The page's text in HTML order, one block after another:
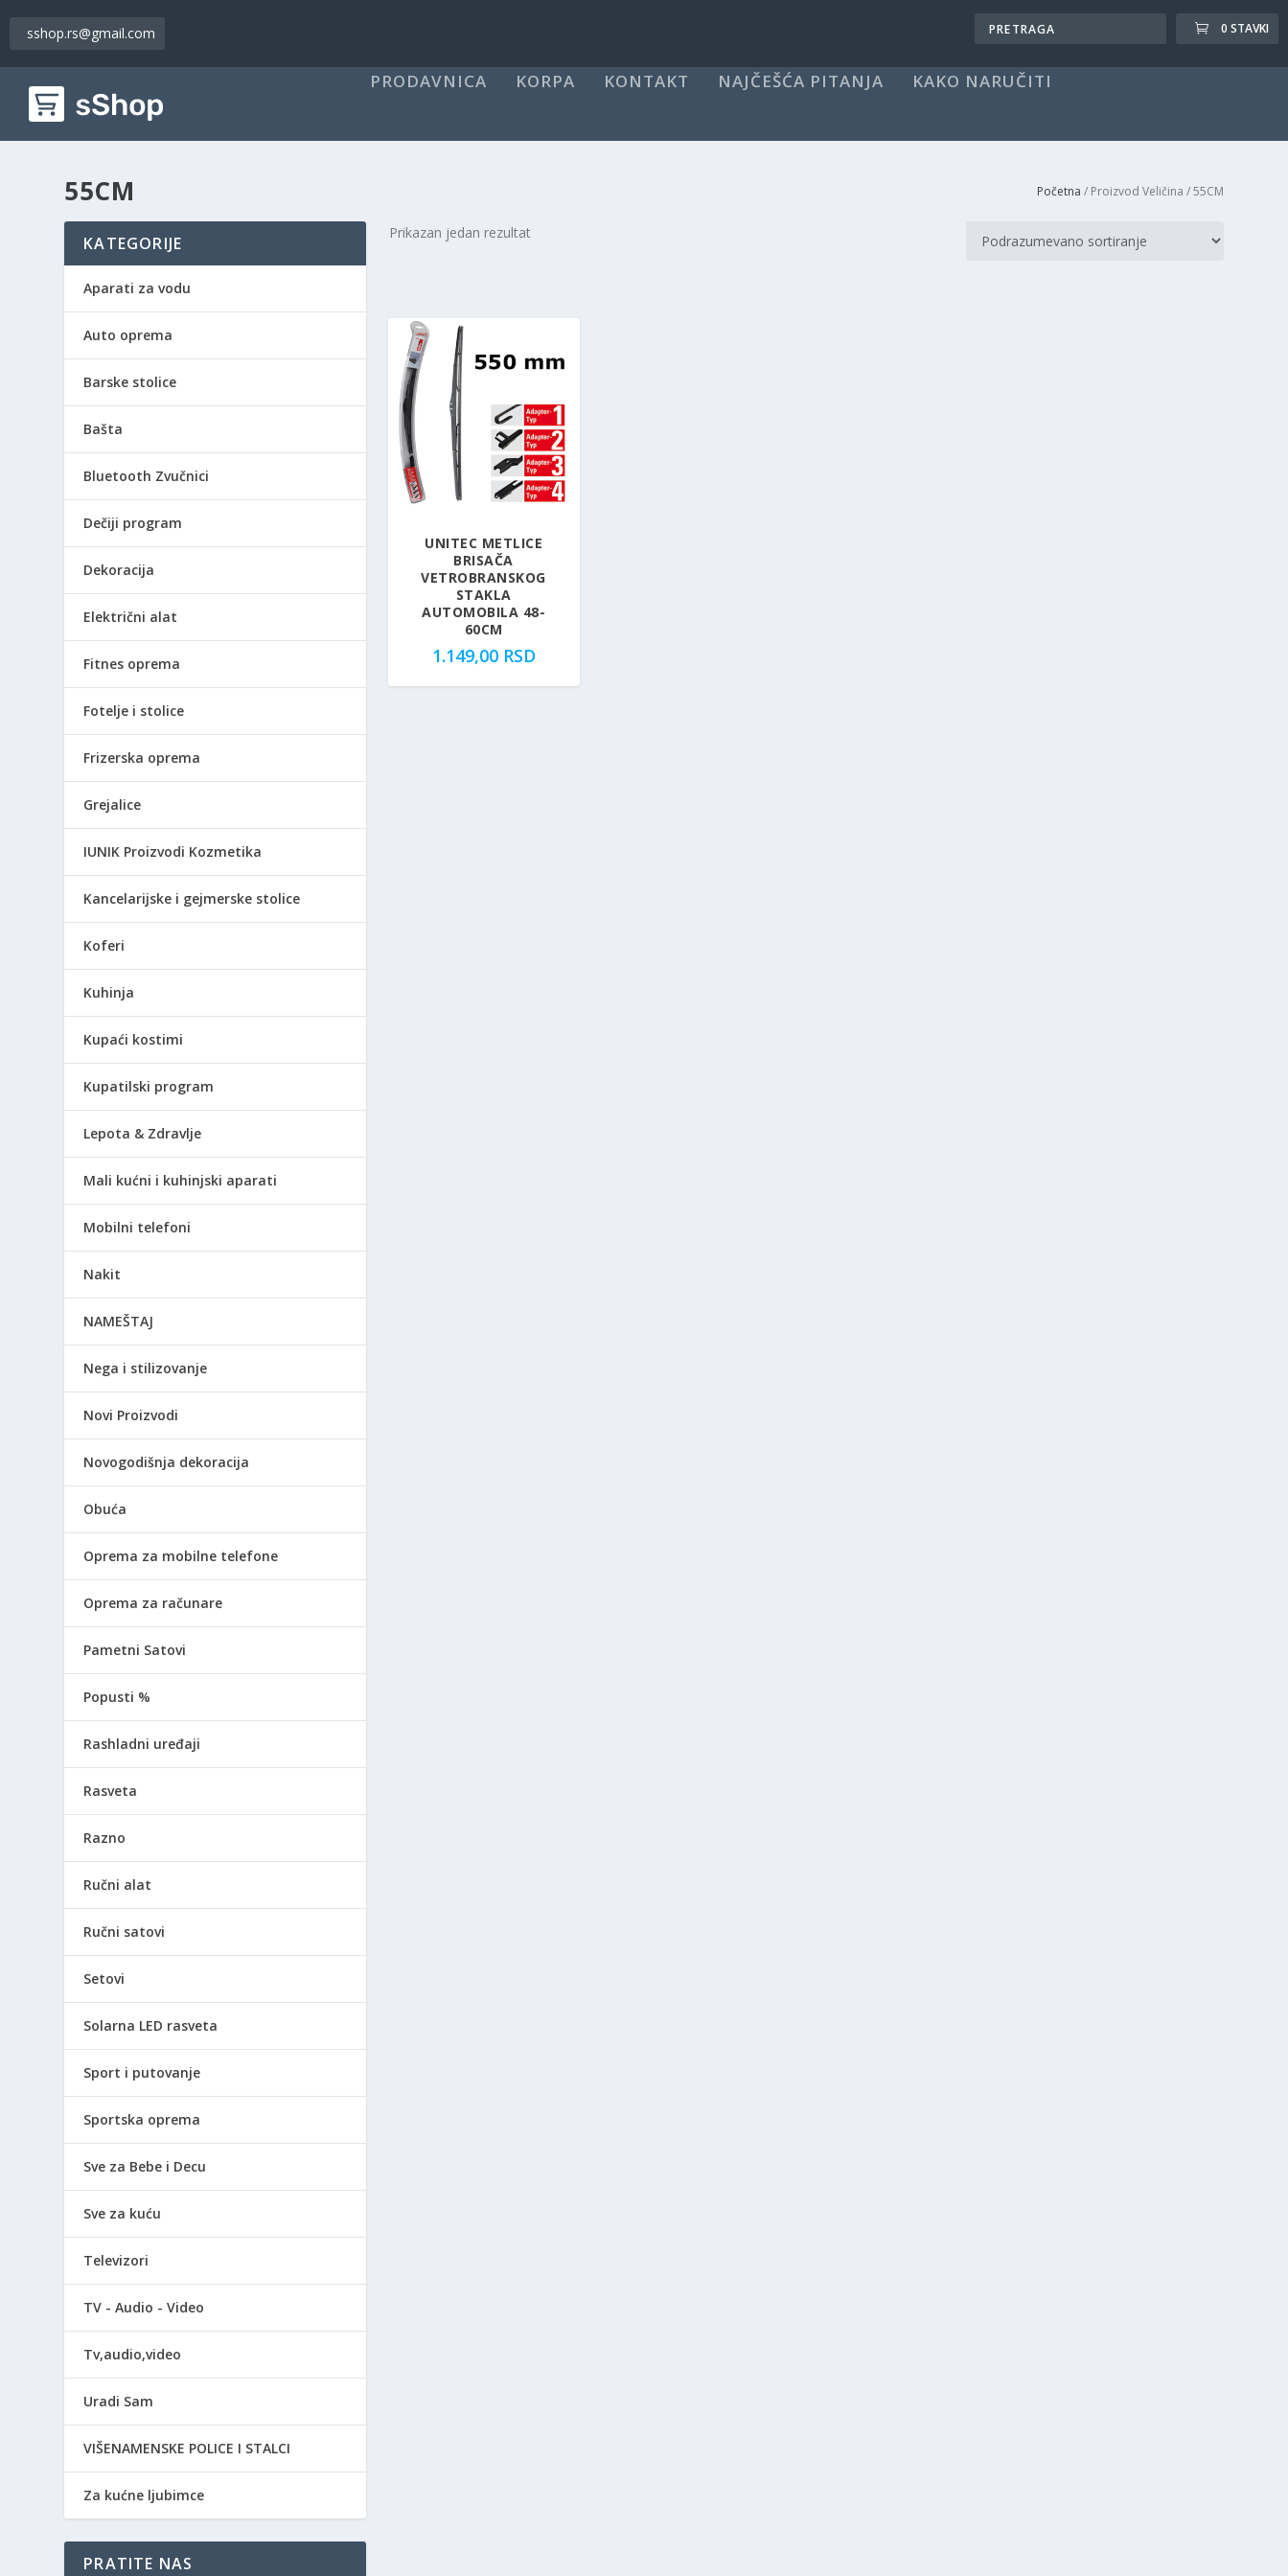
sshop.rs@gmail.com 0 STAVKI
PRODAVNICA KORPA KONTAKT NAJČEŠĆA PITANJA KAKO NARUČITI
55CM Početna / Proizvod Veličina / 55CM
Prikazan jedan rezultat
UNITEC METLICE
BRISAČA
VETROBRANSKOG
STAKLA
AUTOMOBILA 48-
60CM
1.149,00 RSD
KATEGORIJE
Aparati za vodu
Auto oprema
Barske stolice
Bašta
Bluetooth Zvučnici
Dečiji program
Dekoracija
Električni alat
Fitnes oprema
Fotelje i stolice
Frizerska oprema
Grejalice
IUNIK Proizvodi Kozmetika
Kancelarijske i gejmerske stolice
Koferi
Kuhinja
Kupaći kostimi
Kupatilski program
Lepota & Zdravlje
Mali kućni i kuhinjski aparati
Mobilni telefoni
Nakit
NAMEŠTAJ
Nega i stilizovanje
Novi Proizvodi
Novogodišnja dekoracija
Obuća
Oprema za mobilne telefone
Oprema za računare
Pametni Satovi
Popusti %
Rashladni uređaji
Rasveta
Razno
Ručni alat
Ručni satovi
Setovi
Solarna LED rasveta
Sport i putovanje
Sportska oprema
Sve za Bebe i Decu
Sve za kuću
Televizori
TV - Audio - Video
Tv,audio,video
Uradi Sam
VIŠENAMENSKE POLICE I STALCI
Za kućne ljubimce
PRATITE NAS